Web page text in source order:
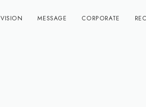
VISION MESSAGE CORPORATE